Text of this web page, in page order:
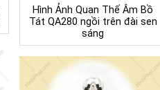
Hình Ảnh Quan Thế Âm Bồ
Tát QA280 ngồi trên đài sen
sáng